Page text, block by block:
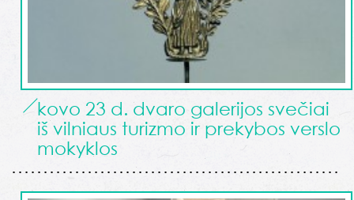
kovo 23 d. dvaro galerijos svečiai
iš vilniaus turizmo ir prekybos verslo
mokyklos